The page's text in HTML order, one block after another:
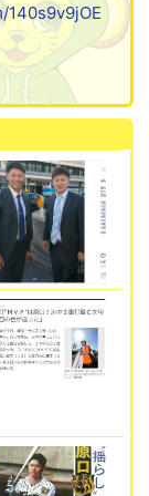
140s9v9jOE